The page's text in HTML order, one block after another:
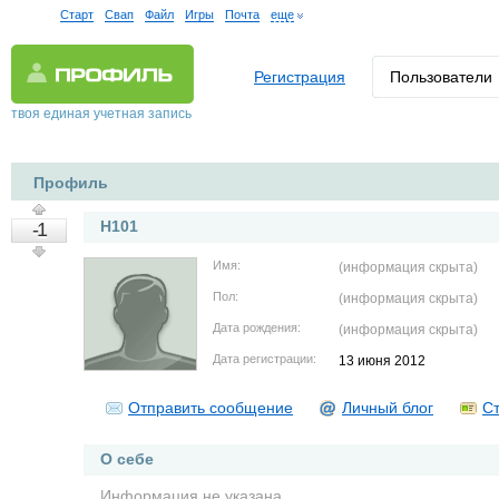
Старт Свап Файл Игры Почта еще
твоя единая учетная запись
Регистрация Пользователи
Профиль
-1 H101
Имя: (информация скрыта)
Пол: (информация скрыта)
Дата рождения: (информация скрыта)
Дата регистрации: 13 июня 2012
Отправить сообщение Личный блог
О себе